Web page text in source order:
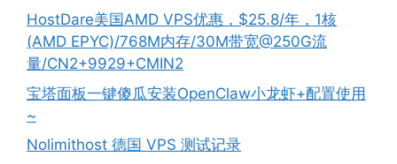
HostDare美国AMD VPS优惠，$25.8/年，1核
(AMD EPYC)/768M内存/30M带宽@250G流
量/CN2+9929+CMIN2
宝塔面板一键傻瓜安装OpenClaw小龙虾+配置使用
~
Nolimithost 德国 VPS 测试记录